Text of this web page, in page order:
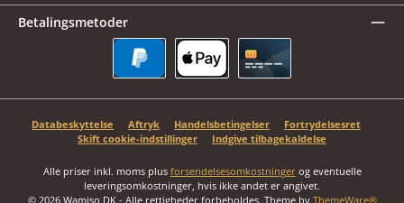
Betalingsmetoder
Databeskyttelse Aftryk Handelsbetingelser
Fortrydelsesret
Skift cookie-indstillinger
Indgive tilbagekaldelse
Alle priser inkl. moms plus forsendelsesomkostningerog eventuelle
leveringsomkostninger, hvis ikke andet er angivet.
© 2026 Wamiso DK - Alle rettigheder forbeholdes. Theme by ThemeWare®